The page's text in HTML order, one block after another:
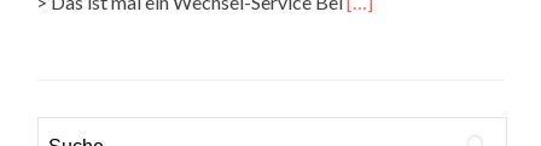
Service